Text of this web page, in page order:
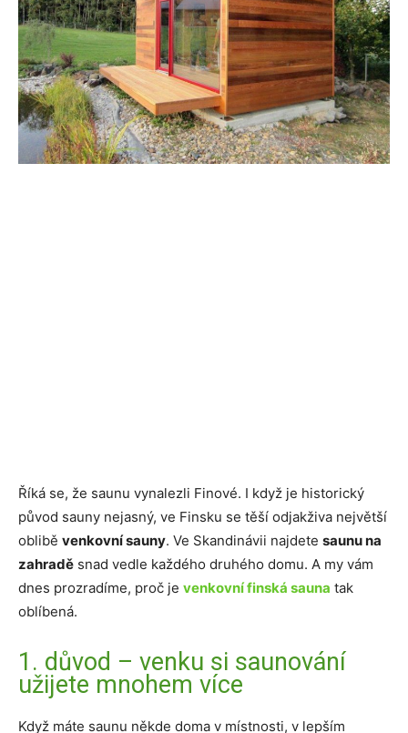
Říká se, že saunu vynalezli Finové. I když je historický
původ sauny nejasný, ve Finsku se těší odjakživa největší
oblibě venkovní sauny. Ve Skandinávii najdete saunu na
zahradě snad vedle každého druhého domu. A my vám
dnes prozradíme, proč je venkovní finská sauna tak
oblíbená.
1. důvod – venku si saunování
užijete mnohem více
Když máte saunu někde doma v místnosti, v lepším